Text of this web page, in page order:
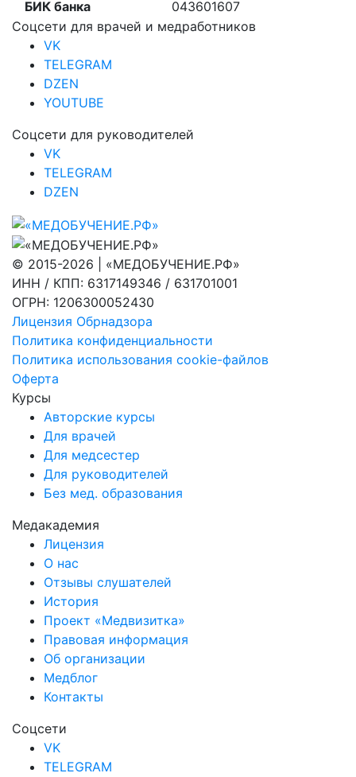
БИК банка
043601607
Соцсети для врачей и медработников
VK
TELEGRAM
DZEN
YOUTUBE
Соцсети для руководителей
VK
TELEGRAM
DZEN
© 2015-2026 | «МЕДОБУЧЕНИЕ.РФ»
ИНН / КПП: 6317149346 / 631701001
ОГРН: 1206300052430
Лицензия Обрнадзора
Политика конфиденциальности
Политика использования cookie-файлов
Оферта
Курсы
Авторские курсы
Для врачей
Для медсестер
Для руководителей
Без мед. образования
Медакадемия
Лицензия
О нас
Отзывы слушателей
История
Проект «Медвизитка»
Правовая информация
Об организации
Медблог
Контакты
Соцсети
VK
TELEGRAM